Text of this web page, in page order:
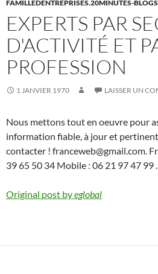
FAMILLEDENTREPRISES.20MINUTES-
EXPERTS PAR
D'ACTIVITÉ ET
PROFESSION
1 JANVIER 1970 LAISSER UN
Nous mettons tout en oeuvre pour
information fiable, à jour et
contacter ! franceweb@gmail.com.
39 65 50 34 Mobile : 06 21 97 47 99
Original post byeglobal